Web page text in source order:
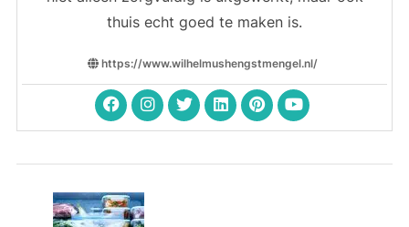
thuis echt goed te maken is.
https://www.wilhelmushengstmengel.nl/